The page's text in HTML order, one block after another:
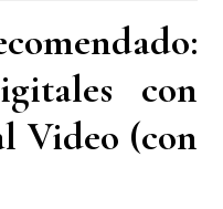
con
Video (con